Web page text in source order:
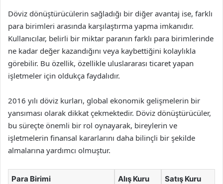
Döviz dönüştürücülerin sağladığı bir diğer avantaj ise, farklı
para birimleri arasında karşılaştırma yapma imkanıdır.
Kullanıcılar, belirli bir miktar paranın farklı para birimlerinde
ne kadar değer kazandığını veya kaybettiğini kolaylıkla
görebilir. Bu özellik, özellikle uluslararası ticaret yapan
işletmeler için oldukça faydalıdır.
2016 yılı döviz kurları, global ekonomik gelişmelerin bir
yansıması olarak dikkat çekmektedir. Döviz dönüştürücüler,
bu süreçte önemli bir rol oynayarak, bireylerin ve
işletmelerin finansal kararlarını daha bilinçli bir şekilde
almalarına yardımcı olmuştur.
Para Birimi Alış Kuru Satış Kuru